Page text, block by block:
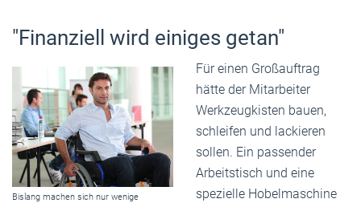
"Finanziell wird einiges getan"
Bislang machen sich nur wenige
Für einen Großauftrag
hätte der Mitarbeiter
Werkzeugkisten bauen,
schleifen und lackieren
sollen. Ein passender
Arbeitstisch und eine
spezielle Hobelmaschine